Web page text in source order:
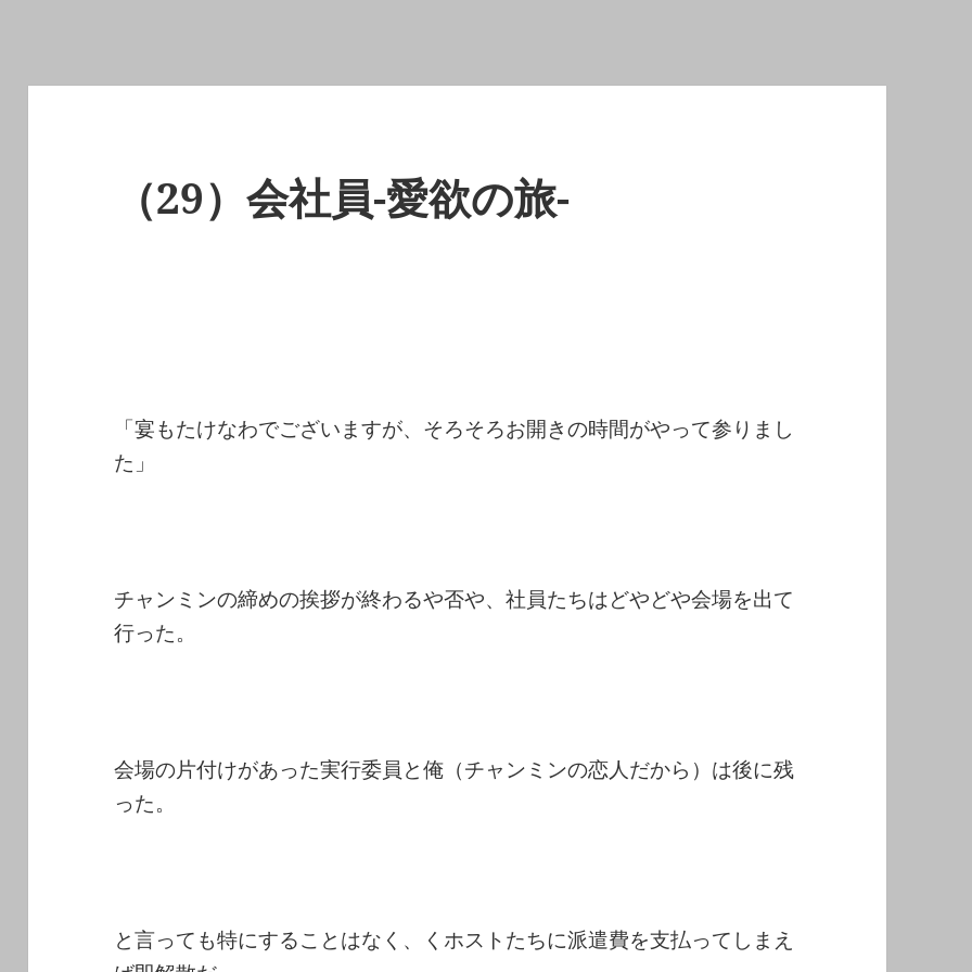
（29）会社員-愛欲の旅-
「宴もたけなわでございますが、そろそろお開きの時間がやって参りまし
た」
チャンミンの締めの挨拶が終わるや否や、社員たちはどやどや会場を出て
行った。
会場の片付けがあった実行委員と俺（チャンミンの恋人だから）は後に残
った。
と言っても特にすることはなく、くホストたちに派遣費を支払ってしまえ